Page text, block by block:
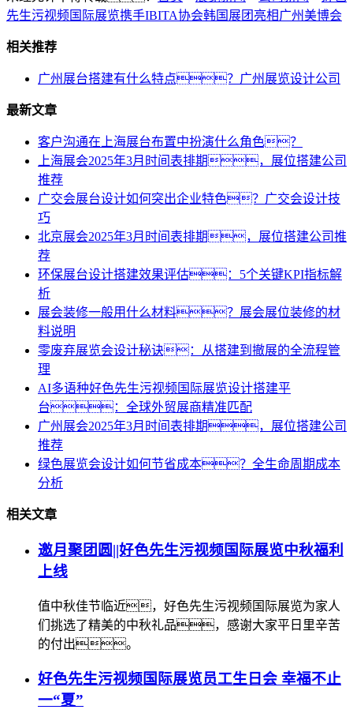
先生污视频国际展览携手IBITA协会韩国展团亮相广州美博会
相关推荐
广州展台搭建有什么特点？广州展览设计公司
最新文章
客户沟通在上海展台布置中扮演什么角色？
上海展会2025年3月时间表排期，展位搭建公司
推荐
广交会展台设计如何突出企业特色？广交会设计技
巧
北京展会2025年3月时间表排期，展位搭建公司推
荐
环保展台设计搭建效果评估：5个关键KPI指标解
析
展会装修一般用什么材料？展会展位装修的材
料说明
零废弃展览会设计秘诀：从搭建到撤展的全流程管
理
AI多语种好色先生污视频国际展览设计搭建平
台：全球外贸展商精准匹配
广州展会2025年3月时间表排期，展位搭建公司
推荐
绿色展览会设计如何节省成本？全生命周期成本
分析
相关文章
邀月聚团圆||好色先生污视频国际展览中秋福利
上线
值中秋佳节临近，好色先生污视频国际展览为家人
们挑选了精美的中秋礼品，感谢大家平日里辛苦
的付出。
好色先生污视频国际展览员工生日会 幸福不止
一“夏”